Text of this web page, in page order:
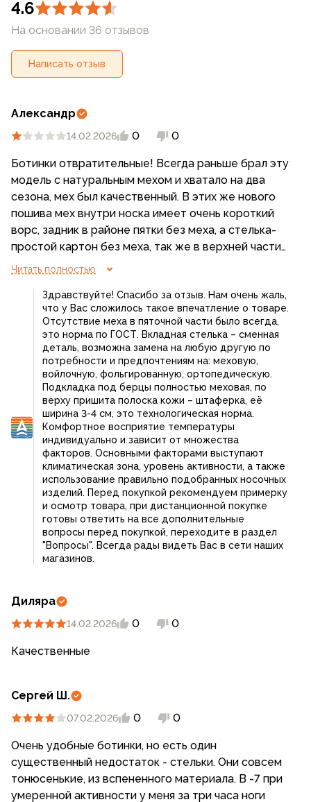
Задник — Жесткий, формованный
Супинатор — Металлический
*Производитель оставляет за собой право вносить
изделий без предварительного уведомления потребителя
4.6
На основании 36 отзывов
Написать отзыв
Александр
14.02.2026 0 0
Ботинки отвратительные! Всегда раньше брал эту
модель с натуральным мехом и хватало на два
сезона, мех был качественный. В этих же нового
пошива мех внутри носка имеет очень короткий
ворс, задник в районе пятки без меха, а стелька-
простой картон без меха, так же в верхней части
голенища, мех идёт только до середины, выше
отдельно покупать стельку с мехом! По итогу-
ботинки вообще не греют- в минус 10, пальцы
мёрзнут, так называемый "мех" не греет.
Непонятно зачем делать по факту осенние
ботинки и продавать под видом зимних?! Всегда
радовался качеству вещей Сплав, а теперь одно
разочарование! Ну сделайте вы нормальные
зимние ботинки, сделайте стоимость выше, но
пусть они будут продуманные и качественные,
чем вот так опустится и опозорится! Теперь вряд
ли что то из вещей буду покупать вашего
производства, а обувь так точно не куплю!
Читать полностью
Здравствуйте! Спасибо за отзыв. Нам очень жаль,
что у Вас сложилось такое впечатление о товаре.
Отсутствие меха в пяточной части было всегда,
это норма по ГОСТ. Вкладная стелька – сменная
деталь, возможна замена на любую другую по
потребности и предпочтениям на: меховую,
войлочную, фольгированную, ортопедическую.
Подкладка под берцы полностью меховая, по
верху пришита полоска кожи – штаферка, её
ширина 3-4 см, это технологическая норма.
Комфортное восприятие температуры
индивидуально и зависит от множества
факторов. Основными факторами выступают
климатическая зона, уровень активности, а также
использование правильно подобранных носочных
изделий. Перед покупкой рекомендуем примерку
и осмотр товара, при дистанционной покупке
готовы ответить на все дополнительные
вопросы перед покупкой, переходите в раздел
"Вопросы". Всегда рады видеть Вас в сети наших
магазинов.
Диляра
14.02.2026 0 0
Качественные
Сергей Ш.
07.02.2026 0 0
Очень удобные ботинки, но есть один
существенный недостаток - стельки. Они совсем
тонюсенькие, из вспененного материала. В -7 при
умеренной активности у меня за три часа ноги